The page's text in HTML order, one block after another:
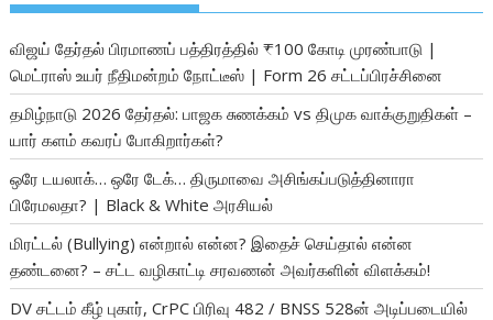
விஜய் தேர்தல் பிரமாணப் பத்திரத்தில் ₹100 கோடி முரண்பாடு |
மெட்ராஸ் உயர் நீதிமன்றம் நோட்டீஸ் | Form 26 சட்டப்பிரச்சினை
தமிழ்நாடு 2026 தேர்தல்: பாஜக சுணக்கம் vs திமுக வாக்குறுதிகள் –
யார் களம் கவரப் போகிறார்கள்?
ஒரே டயலாக்… ஒரே டேக்… திருமாவை அசிங்கப்படுத்தினாரா
பிரேமலதா? | Black & White அரசியல்
மிரட்டல் (Bullying) என்றால் என்ன? இதைச் செய்தால் என்ன
தண்டனை? – சட்ட வழிகாட்டி சரவணன் அவர்களின் விளக்கம்!
DV சட்டம் கீழ் புகார், CrPC பிரிவு 482 / BNSS 528ன் அடிப்படையில்